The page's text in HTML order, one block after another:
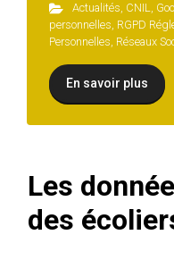
Actualités, CNIL,
personnelles, RGPD
Personnelles, Réseaux
En savoir plus
Les
des